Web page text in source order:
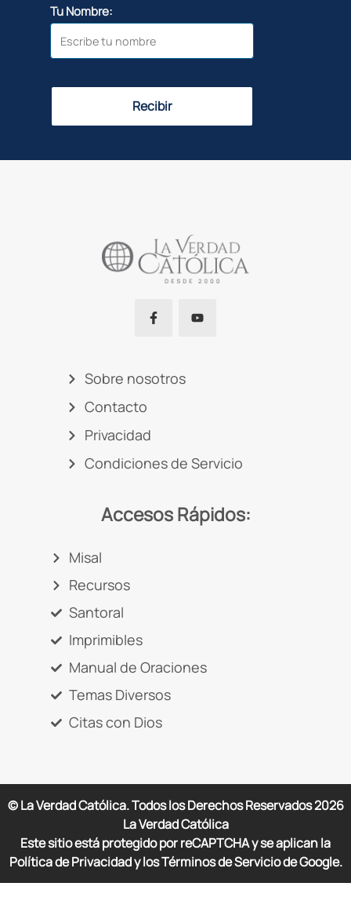
Tu Nombre:
Recibir
Sobre nosotros
Contacto
Privacidad
Condiciones de Servicio
Accesos Rápidos:
Misal
Recursos
Santoral
Imprimibles
Manual de Oraciones
Temas Diversos
Citas con Dios
© La Verdad Católica. Todos los Derechos Reservados2026
La Verdad Católica
Este sitio está protegido por reCAPTCHA y se aplican la
Política de Privacidad y los Términos de Servicio de Google.